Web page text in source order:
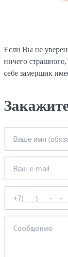
Если Вы не
ничего
себе замерщик